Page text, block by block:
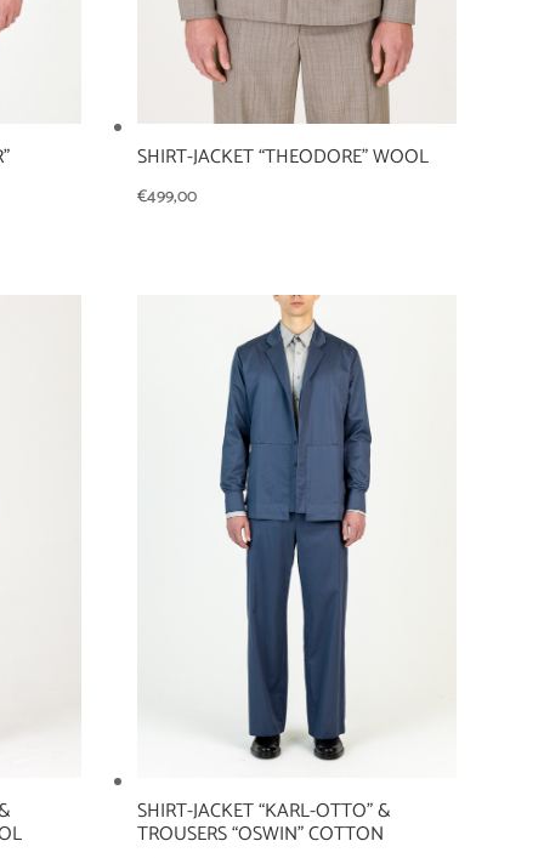
SHIRT-JACKET “THEODORE” WOOL
€499,00
SHIRT-JACKET “KARL-OTTO” &
TROUSERS “OSWIN” COTTON